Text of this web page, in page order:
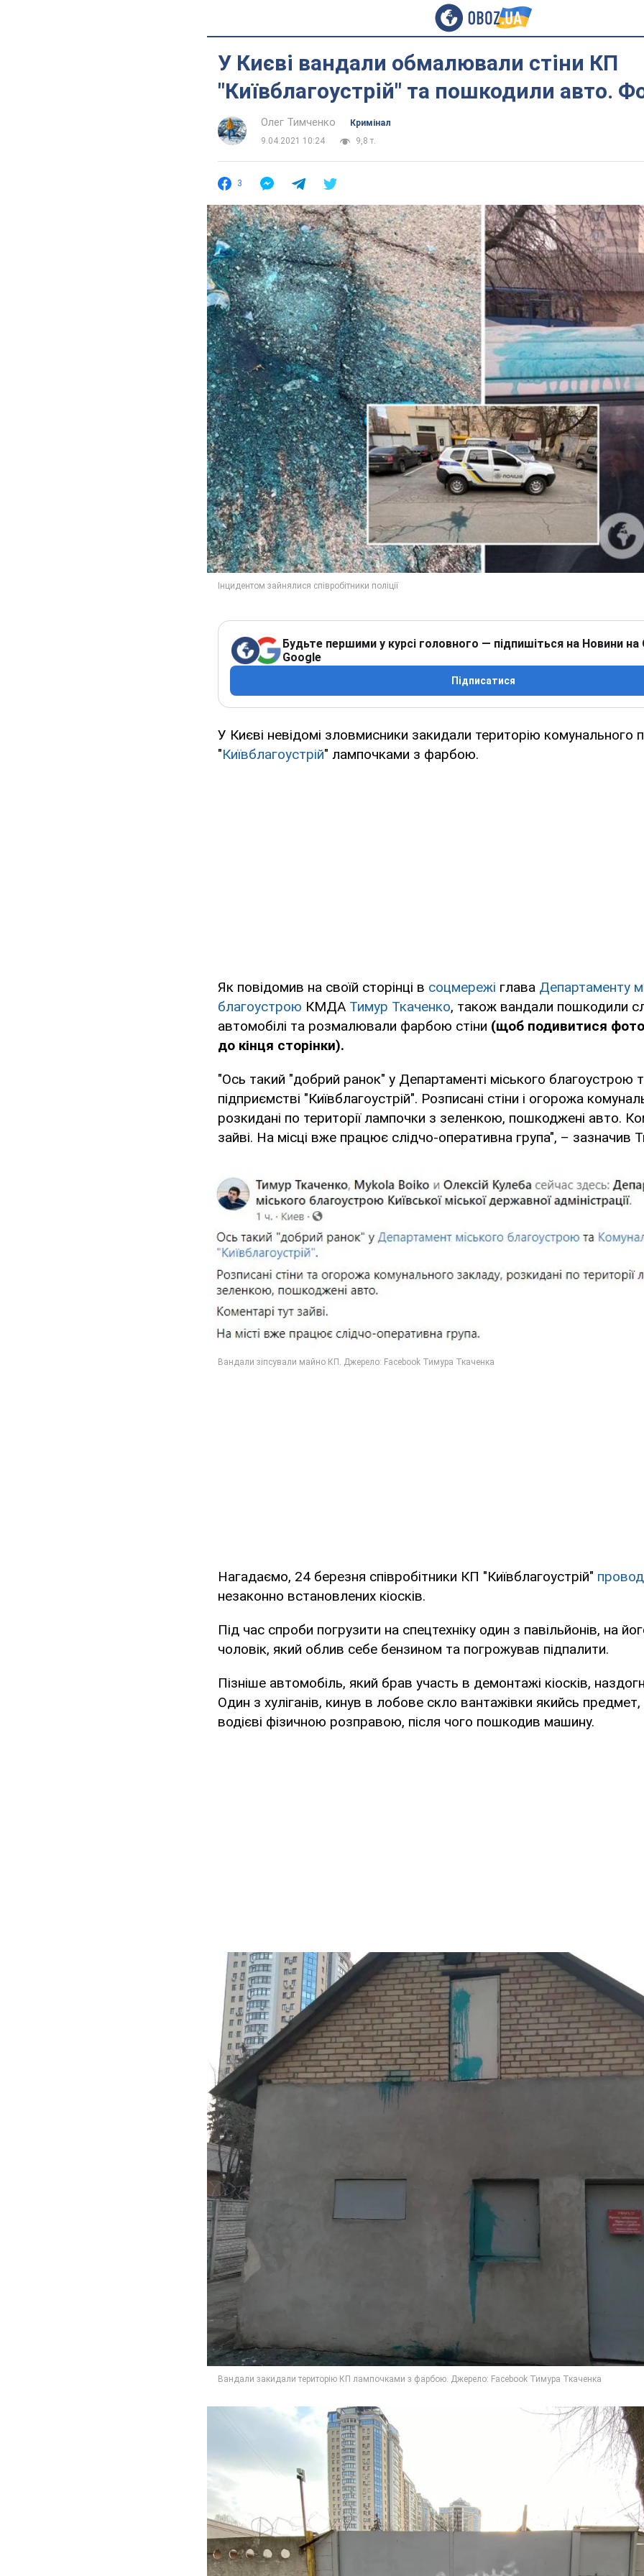
У Києві вандали обмалювали стіни КП
"Київблагоустрій" та пошкодили авто.
Олег Тимченко
Кримінал
9.04.2021 10:24
9,8 т.
3
Будьте першими у курсі головного — підпишіться на Новини на
Google
Підписатися
У Києві невідомі зловмисники закидали територію комунального
"Київблагоустрій" лампочками з фарбою.
Як повідомив на своїй сторінці в соцмережі глава Департаменту
благоустрою КМДА Тимур Ткаченко, також вандали пошкодили
автомобілі та розмалювали фарбою стіни (щоб подивитися
до кінця сторінки).
"Ось такий "добрий ранок" у Департаменті міського благоустрою
підприємстві "Київблагоустрій". Розписані стіни і огорожа
розкидані по території лампочки з зеленкою, пошкоджені авто.
зайві. На місці вже працює слідчо-оперативна група", – зазначив
Нагадаємо, 24 березня співробітники КП "Київблагоустрій"
незаконно встановлених кіосків.
Під час спроби погрузити на спецтехніку один з павільйонів, на
чоловік, який облив себе бензином та погрожував підпалити.
Пізніше автомобіль, який брав участь в демонтажі кіосків,
Один з хуліганів, кинув в лобове скло вантажівки якийсь
водієві фізичною розправою, після чого пошкодив машину.